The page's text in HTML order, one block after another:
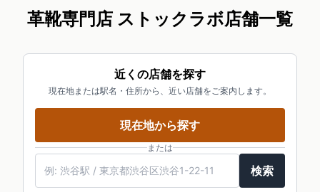
革靴専門店 ストックラボ店舗一覧
近くの店舗を探す
現在地または駅名・住所から、近い店舗をご案内します。
現在地から探す
または
検索